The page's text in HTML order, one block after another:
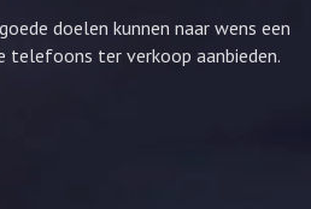
doelen kunnen naar wens een
telefoons ter verkoop aanbieden.